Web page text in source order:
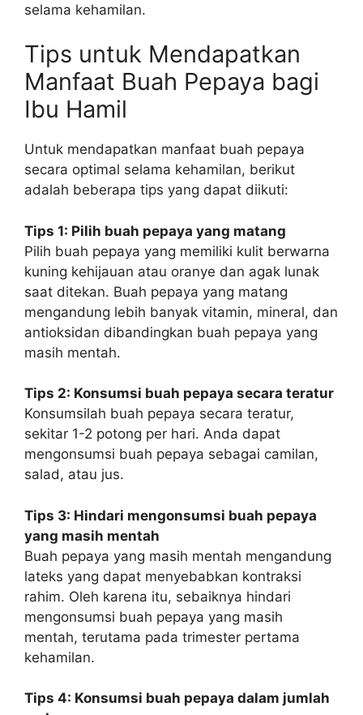
selama kehamilan.
Tips untuk Mendapatkan
Manfaat Buah Pepaya bagi
Ibu Hamil
Untuk mendapatkan manfaat buah pepaya
secara optimal selama kehamilan, berikut
adalah beberapa tips yang dapat diikuti:
Tips 1: Pilih buah pepaya yang matang
Pilih buah pepaya yang memiliki kulit berwarna
kuning kehijauan atau oranye dan agak lunak
saat ditekan. Buah pepaya yang matang
mengandung lebih banyak vitamin, mineral, dan
antioksidan dibandingkan buah pepaya yang
masih mentah.
Tips 2: Konsumsi buah pepaya secara teratur
Konsumsilah buah pepaya secara teratur,
sekitar 1-2 potong per hari. Anda dapat
mengonsumsi buah pepaya sebagai camilan,
salad, atau jus.
Tips 3: Hindari mengonsumsi buah pepaya
yang masih mentah
Buah pepaya yang masih mentah mengandung
lateks yang dapat menyebabkan kontraksi
rahim. Oleh karena itu, sebaiknya hindari
mengonsumsi buah pepaya yang masih
mentah, terutama pada trimester pertama
kehamilan.
Tips 4: Konsumsi buah pepaya dalam jumlah